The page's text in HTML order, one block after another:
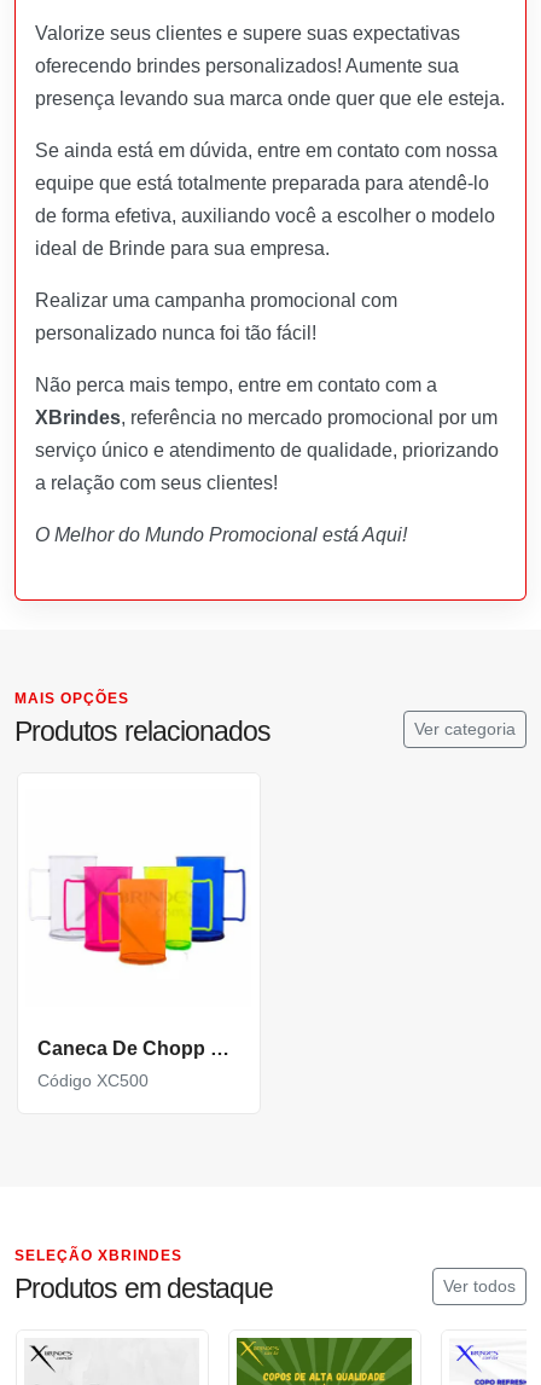
Valorize seus clientes e supere suas expectativas
oferecendo brindes personalizados! Aumente sua
presença levando sua marca onde quer que ele esteja.
Se ainda está em dúvida, entre em contato com nossa
equipe que está totalmente preparada para atendê-lo
de forma efetiva, auxiliando você a escolher o modelo
ideal de Brinde para sua empresa.
Realizar uma campanha promocional com
personalizado nunca foi tão fácil!
Não perca mais tempo, entre em contato com a
XBrindes, referência no mercado promocional por um
serviço único e atendimento de qualidade, priorizando
a relação com seus clientes!
O Melhor do Mundo Promocional está Aqui!
MAIS OPÇÕES
Produtos relacionados Ver categoria
Caneca De Chopp 500Ml
Código XC500
SELEÇÃO XBRINDES
Produtos em destaque Ver todos